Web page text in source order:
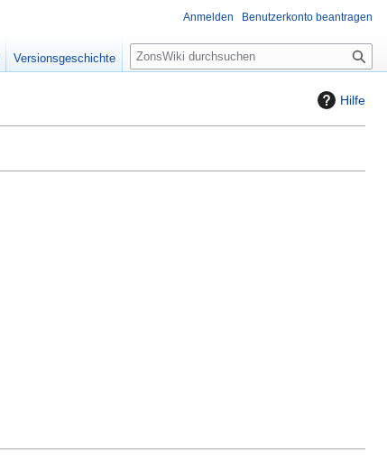
Hilfe
Anmelden Benutzerkonto beantragen
Versionsgeschichte
S
u
e